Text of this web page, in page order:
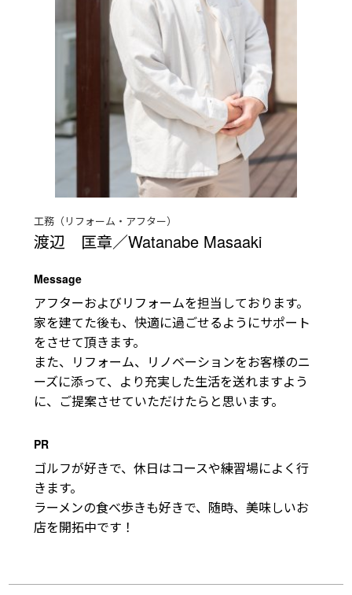
工務（リフォーム・アフター）
渡辺 匡章／Watanabe Masaaki
Message
アフターおよびリフォームを担当しております。
家を建てた後も、快適に過ごせるようにサポート
をさせて頂きます。
また、リフォーム、リノベーションをお客様のニ
ーズに添って、より充実した生活を送れますよう
に、ご提案させていただけたらと思います。
PR
ゴルフが好きで、休日はコースや練習場によく行
きます。
ラーメンの食べ歩きも好きで、随時、美味しいお
店を開拓中です！